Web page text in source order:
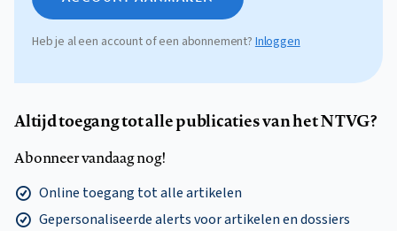
Heb je al een account of een abonnement?Inloggen
Altijd toegang tot alle publicaties van het NTVG?
Abonneer vandaag nog!
Online toegang tot alle artikelen
Gepersonaliseerde alerts voor artikelen en dossiers